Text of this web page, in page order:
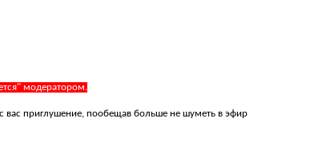
модератором.
вас приглушение, пообещав больше не шуметь в эфир